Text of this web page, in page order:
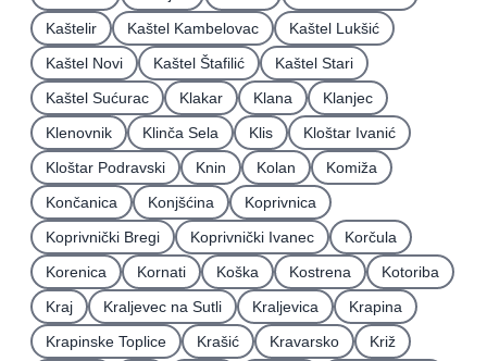
Kaštelir
Kaštel Kambelovac
Kaštel Lukšić
Kaštel Novi
Kaštel Štafilić
Kaštel Stari
Kaštel Sućurac
Klakar Klana
Klanjec
Klenovnik
Klinča Sela Klis
Kloštar Ivanić
Kloštar Podravski
Knin Kolan
Komiža
Končanica
Konjšćina
Koprivnica
Koprivnički Bregi
Koprivnički Ivanec
Korčula
Korenica
Kornati Koška Kostrena
Kotoriba
Kraj
Kraljevec na Sutli Kraljevica
Krapina
Krapinske Toplice
Krašić Kravarsko
Križ